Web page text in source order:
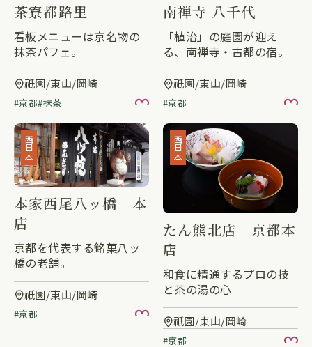
茶寮都路里
看板メニューは京名物の
抹茶パフェ。
祇園/東山/岡崎
京都 抹茶 お気に入り
南禅寺 八千代
「植治」の庭園が迎え
る、南禅寺・古都の宿。
祇園/東山/岡崎
京都 お
西日本
本家西尾八ッ橋 本
店
京都を代表する銘菓八ッ
橋の老舗。
祇園/東山/岡崎
京都 お気に入り
西日本
たん熊北店 京都本
店
和食に精通するプロの技
と茶の湯の心
祇園/東山/岡崎
京都